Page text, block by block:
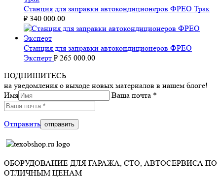
Станция для заправки автокондиционеров ФРЕО Трак
₽ 340 000.00
Станция для заправки автокондиционеров ФРЕО
Эксперт ₽ 265 000.00
ПОДПИШИТЕСЬ
на уведомления о выходе новых материалов в нашем блоге!
Имя
Ваша почта *
Отправить
ОБОРУДОВАНИЕ ДЛЯ ГАРАЖА, СТО, АВТОСЕРВИСА ПО
ОТЛИЧНЫМ ЦЕНАМ